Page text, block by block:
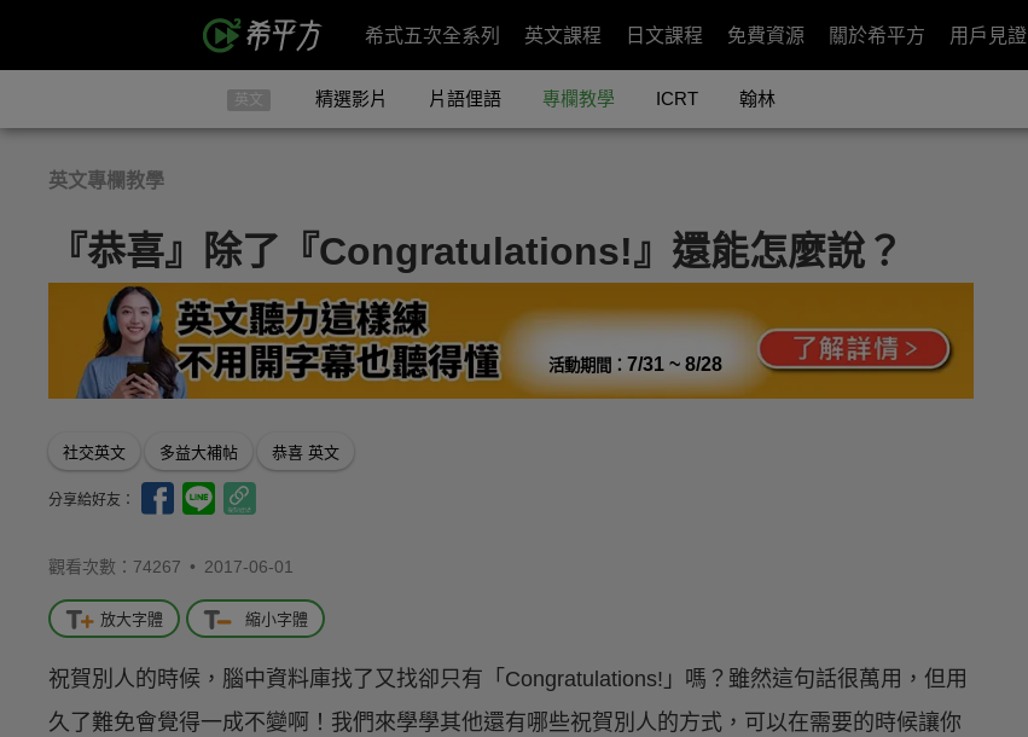
希式五次全系列 英文課程 日文課程 免費資源 關於希平方 用戶見證
英文 精選影片 片語俚語 專欄教學 ICRT 翰林
英文專欄教學
『恭喜』除了『Congratulations!』還能怎麼說？
活動期間： 7/31 ~ 8/28
社交英文 多益大補帖 恭喜 英文
分享給好友：
觀看次數：74267 • 2017-06-01
放大字體 縮小字體
祝賀別人的時候，腦中資料庫找了又找卻只有「Congratulations!」嗎？雖然這句話很萬用，但用
久了難免會覺得一成不變啊！我們來學學其他還有哪些祝賀別人的方式，可以在需要的時候讓你